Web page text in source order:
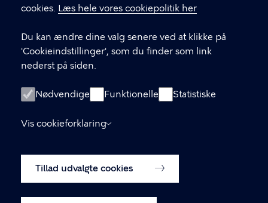
cookies. Læs hele vores cookiepolitik her
Du kan ændre dine valg senere ved at klikke på
'Cookieindstillinger', som du finder som link
nederst på siden.
Nødvendige Funktionelle Statistiske
Vis cookieforklaring
Tillad udvalgte cookies
Digital Post
Databeskyttelse
Tilgængelighedserklæring
Om hjemmesiden
Cookiepolitik